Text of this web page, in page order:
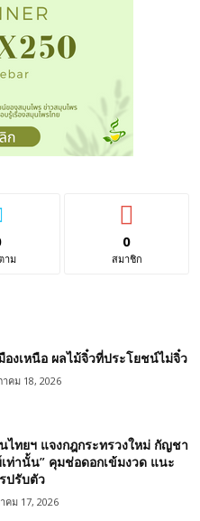
าม
0
สมาชิก
องเหนือ ผลไม้จิ๋วที่ประโยชน์ไม่จิ๋ว
คม 18, 2026
ไทยฯ แจงกฎกระทรวงใหม่ กัญชา
ท่านั้น” คุมช่อดอกเข้มงวด แนะ
ปรับตัว
คม 17, 2026